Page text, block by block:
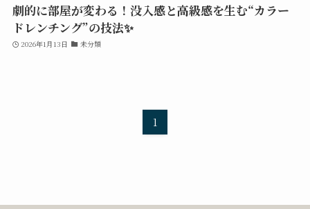
劇的に部屋が変わる！没入感と高級感を生む“カラー
ドレンチング”の技法✨
2026年1月13日 未分類
1